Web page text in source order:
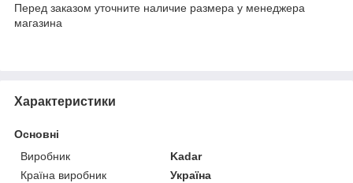
Перед заказом уточните наличие размера у менеджера
магазина
Характеристики
Основні
Виробник
Kadar
Країна виробник
Україна